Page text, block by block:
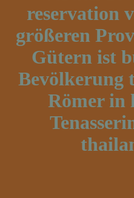
reservation
größeren
Gütern ist
Bevölkerung
Römer in